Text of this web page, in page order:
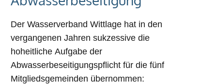
Der Wasserverband Wittlage hat in den
vergangenen Jahren sukzessive die
hoheitliche Aufgabe der
Abwasserbeseitigungspflicht für die fünf
Mitgliedsgemeinden übernommen: